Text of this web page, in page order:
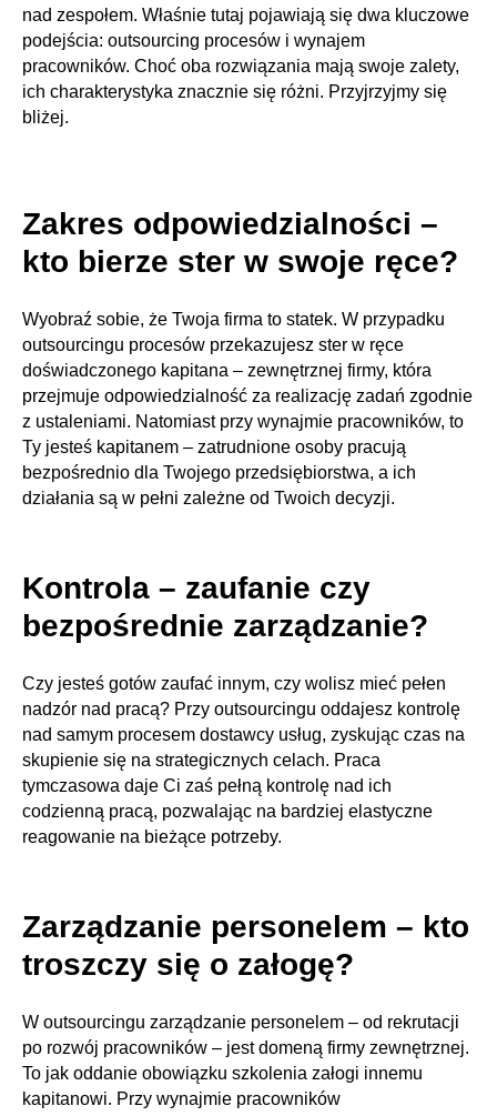
nad zespołem. Właśnie tutaj pojawiają się dwa kluczowe
podejścia: outsourcing procesów i wynajem
pracowników. Choć oba rozwiązania mają swoje zalety,
ich charakterystyka znacznie się różni. Przyjrzyjmy się
bliżej.
Zakres odpowiedzialności –
kto bierze ster w swoje ręce?
Wyobraź sobie, że Twoja firma to statek. W przypadku
outsourcingu procesów przekazujesz ster w ręce
doświadczonego kapitana – zewnętrznej firmy, która
przejmuje odpowiedzialność za realizację zadań zgodnie
z ustaleniami. Natomiast przy wynajmie pracowników, to
Ty jesteś kapitanem – zatrudnione osoby pracują
bezpośrednio dla Twojego przedsiębiorstwa, a ich
działania są w pełni zależne od Twoich decyzji.
Kontrola – zaufanie czy
bezpośrednie zarządzanie?
Czy jesteś gotów zaufać innym, czy wolisz mieć pełen
nadzór nad pracą? Przy outsourcingu oddajesz kontrolę
nad samym procesem dostawcy usług, zyskując czas na
skupienie się na strategicznych celach. Praca
tymczasowa daje Ci zaś pełną kontrolę nad ich
codzienną pracą, pozwalając na bardziej elastyczne
reagowanie na bieżące potrzeby.
Zarządzanie personelem – kto
troszczy się o załogę?
W outsourcingu zarządzanie personelem – od rekrutacji
po rozwój pracowników – jest domeną firmy zewnętrznej.
To jak oddanie obowiązku szkolenia załogi innemu
kapitanowi. Przy wynajmie pracowników